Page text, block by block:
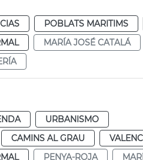
POBLATS MARITIMS
MARÍA JOSÉ CATALÁ
URBANISMO
CAMINS AL GRAU
PENYA-ROJA